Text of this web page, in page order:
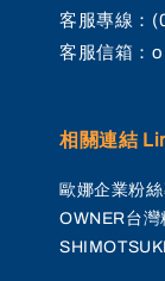
客服專線：
客服信箱：
相關連結
歐娜企業粉絲
OWNER台灣